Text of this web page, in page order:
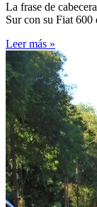
La frase de
Sur con su Fiat 600
Leer más »